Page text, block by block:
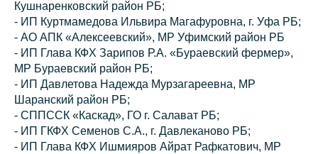
Кушнаренковский район РБ;
- ИП Куртмамедова Ильвира Магафуровна, г. Уфа РБ;
- АО АПК «Алексеевский», МР Уфимский район РБ
- ИП Глава КФХ Зарипов Р.А. «Бураевский фермер»,
МР Бураевский район РБ;
- ИП Давлетова Надежда Мурзагареевна, МР
Шаранский район РБ;
- СППССК «Каскад», ГО г. Салават РБ;
- ИП ГКФХ Семенов С.А., г. Давлеканово РБ;
- ИП Глава КФХ Ишмияров Айрат Рафкатович, МР